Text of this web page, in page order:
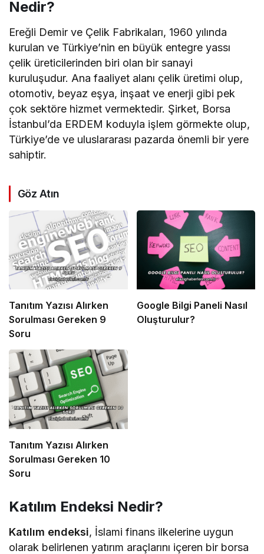
Nedir?
Ereğli Demir ve Çelik Fabrikaları, 1960 yılında
kurulan ve Türkiye’nin en büyük entegre yassı
çelik üreticilerinden biri olan bir sanayi
kuruluşudur. Ana faaliyet alanı çelik üretimi olup,
otomotiv, beyaz eşya, inşaat ve enerji gibi pek
çok sektöre hizmet vermektedir. Şirket, Borsa
İstanbul’da ERDEM koduyla işlem görmekte olup,
Türkiye’de ve uluslararası pazarda önemli bir yere
sahiptir.
Göz Atın
Tanıtım Yazısı Alırken
Sorulması Gereken 9
Soru
Google Bilgi Paneli Nasıl
Oluşturulur?
Tanıtım Yazısı Alırken
Sorulması Gereken 10
Soru
Katılım Endeksi Nedir?
Katılım endeksi, İslami finans ilkelerine uygun
olarak belirlenen yatırım araçlarını içeren bir borsa